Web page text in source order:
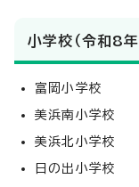
小学校（令和8年
富岡小学校
美浜南小学校
美浜北小学校
日の出小学校